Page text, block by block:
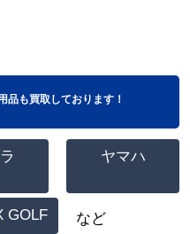
品も買取しております！
ヤマハ
GOLF など